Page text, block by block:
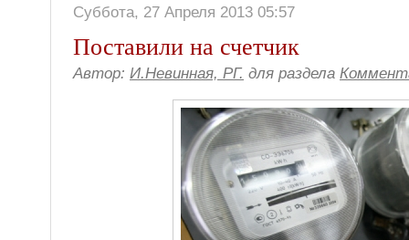
Суббота, 27 Апреля 2013 05:57
Поставили на счетчик
Автор: И.Невинная, РГ. для раздела